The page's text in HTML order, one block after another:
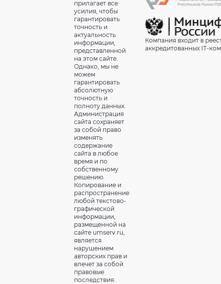
прилагает все
усилия, чтобы
гарантировать
точность и
актуальность
информации,
представленной
на этом сайте.
Однако, мы не
можем
гарантировать
абсолютную
точность и
полноту данных.
Администрация
сайта сохраняет
за собой право
изменять
содержание
сайта в любое
время и по
собственному
решению.
Копирование и
распространение
любой текстово-
графической
информации,
размещенной на
сайте umserv.ru,
является
нарушением
авторских прав и
влечет за собой
правовые
последствия.
Компания входит в
аккредитованных IT-